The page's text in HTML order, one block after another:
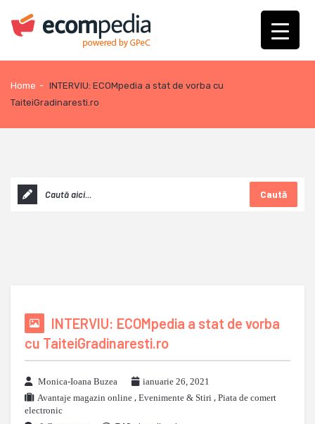
Home - INTERVIU: ECOMpedia a stat de vorba cu
TaiteiGradinaresti.ro
Caută
INTERVIU: ECOMpedia a stat de vorba
cu TaiteiGradinaresti.ro
Monica-Ioana Buzea
ianuarie 26, 2021
Avantaje magazin online , Evenimente & Stiri , Piata de comert
electronic